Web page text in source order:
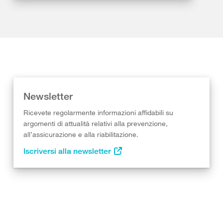
Newsletter
Ricevete regolarmente informazioni affidabili su
argomenti di attualità relativi alla prevenzione,
all’assicurazione e alla riabilitazione.
Iscriversi alla newsletter